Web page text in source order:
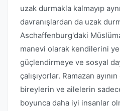
uzak durmakla kalmayıp
davranışlardan da uzak
Aschaffenburg'daki
manevi olarak kendilerini
güçlendirmeye ve sosyal
çalışıyorlar. Ramazan
bireylerin ve ailelerin
boyunca daha iyi insanlar